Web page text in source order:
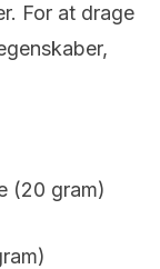
For at drage
(20 gram)